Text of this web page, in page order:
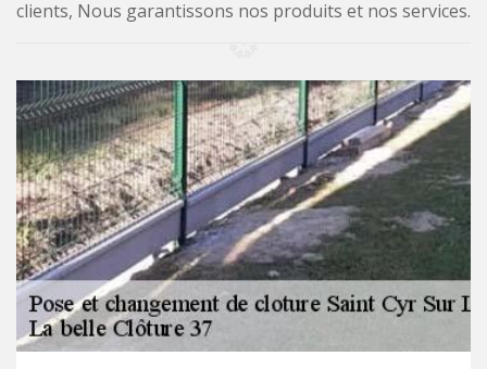
clients, Nous garantissons nos produits et nos services.